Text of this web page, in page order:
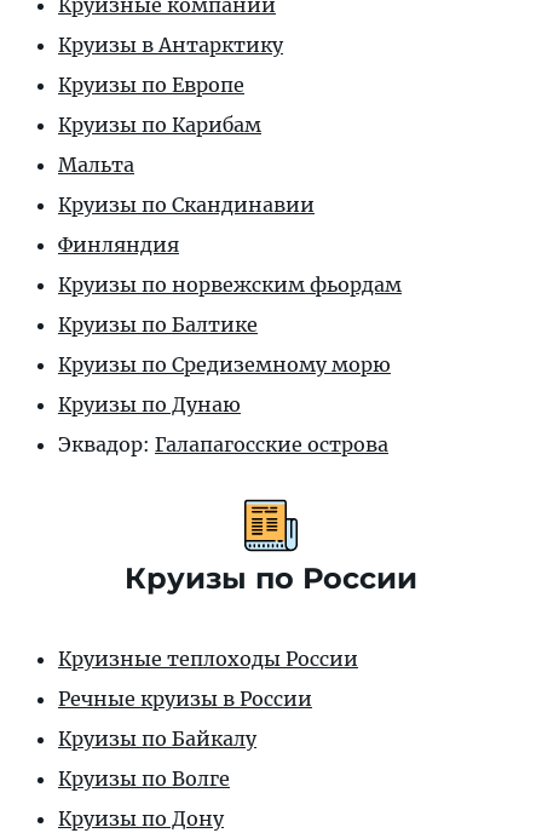
Круизные компании
Круизы в Антарктику
Круизы по Европе
Круизы по Карибам
Мальта
Круизы по Скандинавии
Финляндия
Круизы по норвежским фьордам
Круизы по Балтике
Круизы по Средиземному морю
Круизы по Дунаю
Эквадор: Галапагосские острова
Круизы по России
Круизные теплоходы России
Речные круизы в России
Круизы по Байкалу
Круизы по Волге
Круизы по Дону